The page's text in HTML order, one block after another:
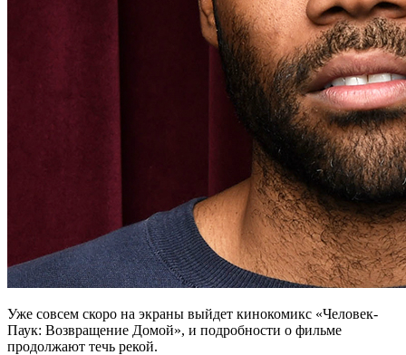
Уже совсем скоро на экраны выйдет кинокомикс «Человек-
Паук: Возвращение Домой», и подробности о фильме
продолжают течь рекой.